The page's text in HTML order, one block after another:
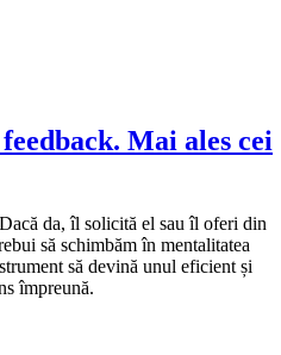
Mai ales cei
da, îl solicită el sau îl oferi din
să schimbăm în mentalitatea
să devină unul eficient și
împreună.